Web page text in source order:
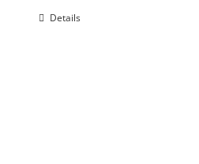
Details